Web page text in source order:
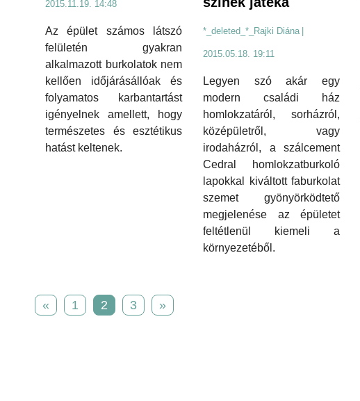
2015.11.19. 14:48
Az épület számos látszó
felületén gyakran
alkalmazott burkolatok nem
kellően időjárásállóak és
folyamatos karbantartást
igényelnek amellett, hogy
természetes és esztétikus
hatást keltenek.
*_deleted_*_Rajki Diána
2015.05.18. 19:11
Legyen szó akár egy
modern családi ház
homlokzatáról, sorházról,
középületről, vagy
irodaházról, a szálcement
Cedral homlokzatburkoló
lapokkal kiváltott faburkolat
szemet gyönyörködtető
megjelenése az épületet
feltétlenül kiemeli a
környezetéből.
« 1 2 3 »